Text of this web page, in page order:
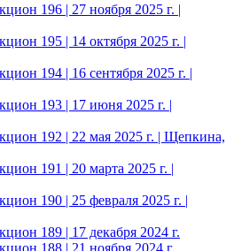
196 | 27 ноября 2025 г. |
195 | 14 октября 2025 г. |
194 | 16 сентября 2025 г. |
193 | 17 июня 2025 г. |
192 | 22 мая 2025 г. | Щепкина,
191 | 20 марта 2025 г. |
190 | 25 февраля 2025 г. |
189 | 17 декабря 2024 г.
188 | 21 ноября 2024 г.